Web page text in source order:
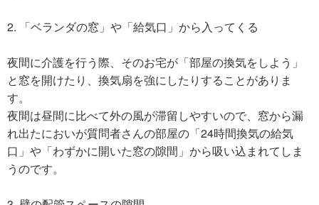
2. 「ベランダの窓」や「給気口」から入ってくる
夜間に介護を行う際、そのお宅が「部屋の換気をしよう」
と窓を開けたり、換気扇を強にしたりすることがありま
す。
夜間は昼間に比べて外の風が滞留しやすいので、窓から漏
れ出たにおいが質問者さんの部屋の「24時間換気の給気
口」や「わずかに開いた窓の隙間」から吸い込まれてしま
うのです。